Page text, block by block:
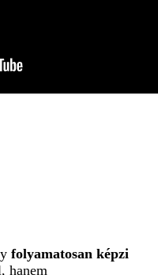
folyamatosan képzi
hanem